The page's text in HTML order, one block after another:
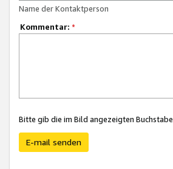
Name der Kontaktperson
Kommentar: *
Bitte gib die im Bild angezeigten
E-mail senden